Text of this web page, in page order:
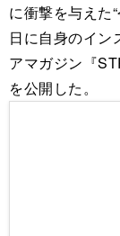
に衝撃を与えた
日に自身のイン
アマガジン『
を公開した。